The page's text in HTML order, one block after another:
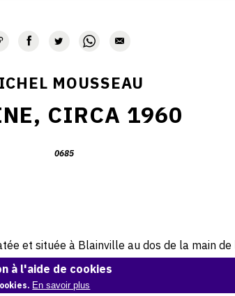
MOUSSEAU
CIRCA 1960
0685
et située à Blainville au dos de la main de
à l'aide de cookies
En savoir plus